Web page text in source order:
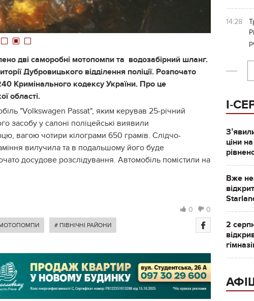
1 2 3
дві саморобні мотопомпи та водозабірний шланг.
Дубровицького відділення поліції. Розпочато
Кримінального кодексу України. Про це
області.
"Volkswagen Passat", яким керував 25-річний
засобу у салоні поліцейські виявили
вагою чотири кілограми 650 грамів. Слідчо-
вилучила та в подальшому його буде
досудове розслідування. Автомобіль помістили на
0 0
# ПІВНІЧНІ РАЙОНИ
14:28
І-
ціни
Вже
2